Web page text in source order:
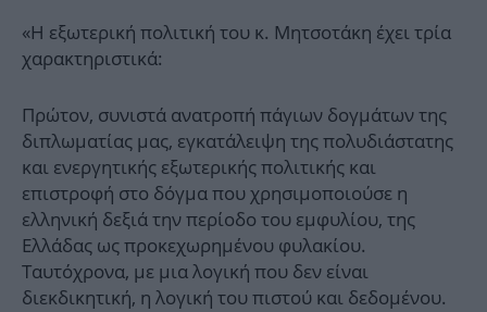
«Η εξωτερική πολιτική του κ. Μητσοτάκη έχει τρία
χαρακτηριστικά:
Πρώτον, συνιστά ανατροπή πάγιων δογμάτων της
διπλωματίας μας, εγκατάλειψη της πολυδιάστατης
και ενεργητικής εξωτερικής πολιτικής και
επιστροφή στο δόγμα που χρησιμοποιούσε η
ελληνική δεξιά την περίοδο του εμφυλίου, της
Ελλάδας ως προκεχωρημένου φυλακίου.
Ταυτόχρονα, με μια λογική που δεν είναι
διεκδικητική, η λογική του πιστού και δεδομένου.